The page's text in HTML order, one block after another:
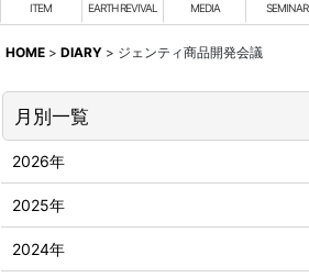
ITEM EARTH REVIVAL MEDIA SEMINAR
HOME > DIARY > ジェンティ商品開発会議
月別一覧
2026年
2025年
2024年